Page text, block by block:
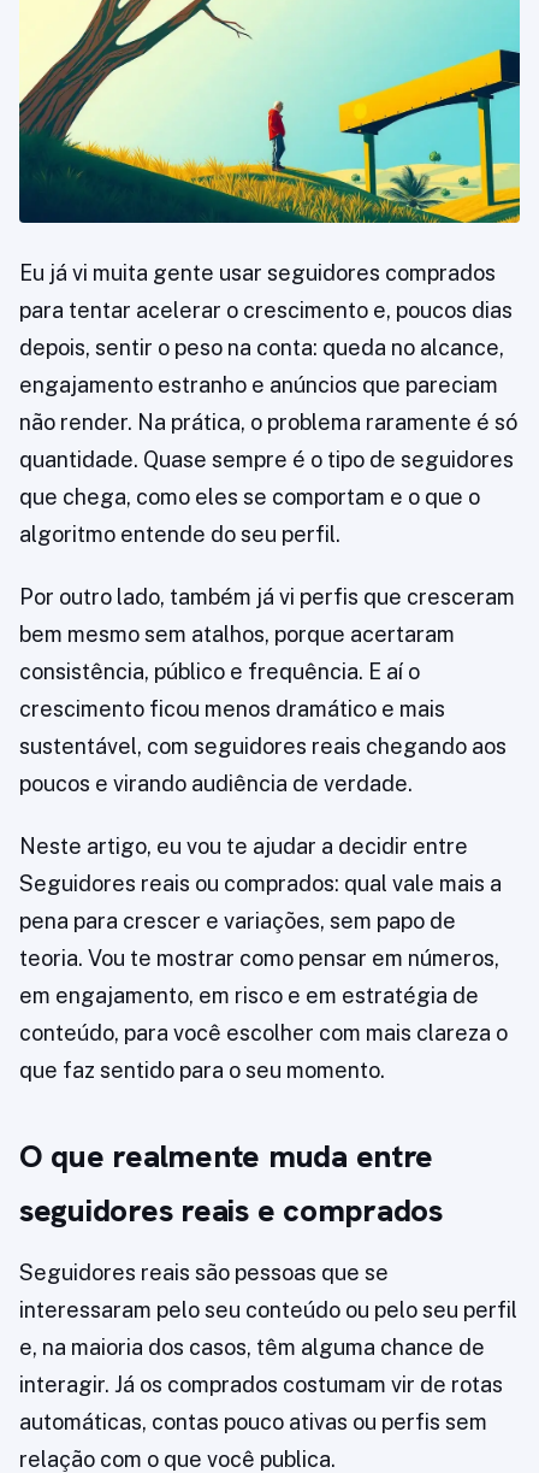
Eu já vi muita gente usar seguidores comprados
para tentar acelerar o crescimento e, poucos dias
depois, sentir o peso na conta: queda no alcance,
engajamento estranho e anúncios que pareciam
não render. Na prática, o problema raramente é só
quantidade. Quase sempre é o tipo de seguidores
que chega, como eles se comportam e o que o
algoritmo entende do seu perfil.
Por outro lado, também já vi perfis que cresceram
bem mesmo sem atalhos, porque acertaram
consistência, público e frequência. E aí o
crescimento ficou menos dramático e mais
sustentável, com seguidores reais chegando aos
poucos e virando audiência de verdade.
Neste artigo, eu vou te ajudar a decidir entre
Seguidores reais ou comprados: qual vale mais a
pena para crescer e variações, sem papo de
teoria. Vou te mostrar como pensar em números,
em engajamento, em risco e em estratégia de
conteúdo, para você escolher com mais clareza o
que faz sentido para o seu momento.
O que realmente muda entre
seguidores reais e comprados
Seguidores reais são pessoas que se
interessaram pelo seu conteúdo ou pelo seu perfil
e, na maioria dos casos, têm alguma chance de
interagir. Já os comprados costumam vir de rotas
automáticas, contas pouco ativas ou perfis sem
relação com o que você publica.